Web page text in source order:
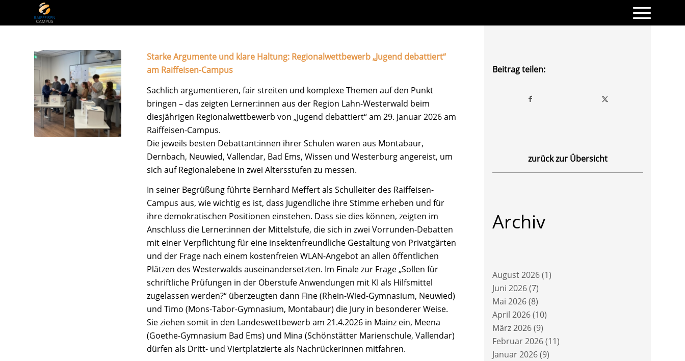
Starke Argumente und klare Haltung: Regionalwettbewerb „Jugend debattiert“
am Raiffeisen-Campus
Sachlich argumentieren, fair streiten und komplexe Themen auf den Punkt
bringen – das zeigten Lerner:innen aus der Region Lahn-Westerwald beim
diesjährigen Regionalwettbewerb von „Jugend debattiert“ am 29. Januar 2026 am
Raiffeisen-Campus.
Die jeweils besten Debattant:innen ihrer Schulen waren aus Montabaur,
Dernbach, Neuwied, Vallendar, Bad Ems, Wissen und Westerburg angereist, um
sich auf Regionalebene in zwei Altersstufen zu messen.
In seiner Begrüßung führte Bernhard Meffert als Schulleiter des Raiffeisen-
Campus aus, wie wichtig es ist, dass Jugendliche ihre Stimme erheben und für
ihre demokratischen Positionen einstehen. Dass sie dies können, zeigten im
Anschluss die Lerner:innen der Mittelstufe, die sich in zwei Vorrunden-Debatten
mit einer Verpflichtung für eine insektenfreundliche Gestaltung von Privatgärten
und der Frage nach einem kostenfreien WLAN-Angebot an allen öffentlichen
Plätzen des Westerwalds auseinandersetzten. Im Finale zur Frage „Sollen für
schriftliche Prüfungen in der Oberstufe Anwendungen mit KI als Hilfsmittel
zugelassen werden?“ überzeugten dann Fine (Rhein-Wied-Gymnasium, Neuwied)
und Timo (Mons-Tabor-Gymnasium, Montabaur) die Jury in besonderer Weise.
Sie ziehen somit in den Landeswettbewerb am 21.4.2026 in Mainz ein, Meena
(Goethe-Gymnasium Bad Ems) und Mina (Schönstätter Marienschule, Vallendar)
dürfen als Dritt- und Viertplatzierte als Nachrückerinnen mitfahren.
Beitrag teilen:
zurück zur Übersicht
Archiv
August 2026(1)
Juni 2026(7)
Mai 2026(8)
April 2026(10)
März 2026(9)
Februar 2026(11)
Januar 2026(9)